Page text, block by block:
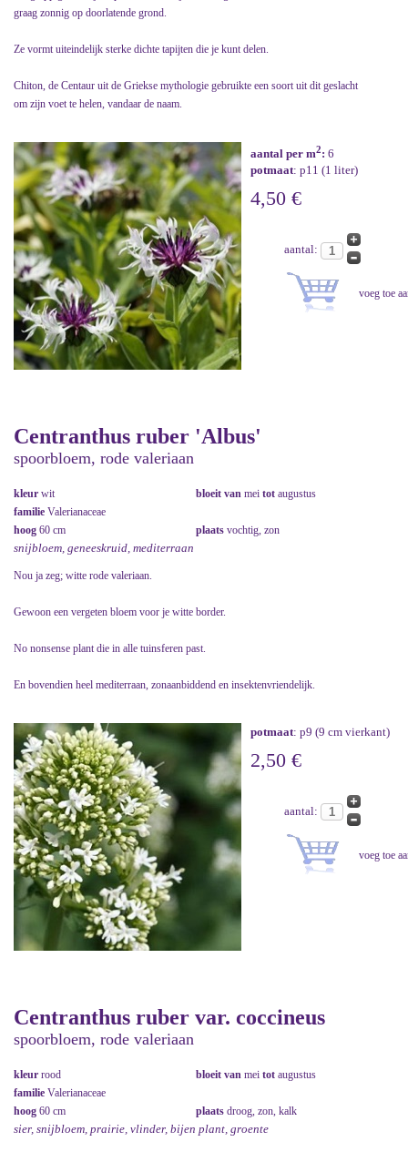
graag zonnig op doorlatende grond.
Ze vormt uiteindelijk sterke dichte tapijten die je kunt delen.
Chiton, de Centaur uit de Griekse mythologie gebruikte een soort uit dit geslacht
om zijn voet te helen, vandaar de naam.
aantal per m2: 6
potmaat: p11 (1 liter)
4,50 €
aantal:
Centranthus ruber 'Albus'
spoorbloem, rode valeriaan
kleur wit bloeit van mei tot augustus
familie Valerianaceae
hoog 60 cm plaats vochtig, zon
snijbloem, geneeskruid, mediterraan
Nou ja zeg; witte rode valeriaan.
Gewoon een vergeten bloem voor je witte border.
No nonsense plant die in alle tuinsferen past.
En bovendien heel mediterraan, zonaanbiddend en insektenvriendelijk.
potmaat: p9 (9 cm vierkant)
2,50 €
aantal:
Centranthus ruber var. coccineus
spoorbloem, rode valeriaan
kleur rood bloeit van mei tot augustus
familie Valerianaceae
hoog 60 cm plaats droog, zon, kalk
sier, snijbloem, prairie, vlinder, bijen plant, groente